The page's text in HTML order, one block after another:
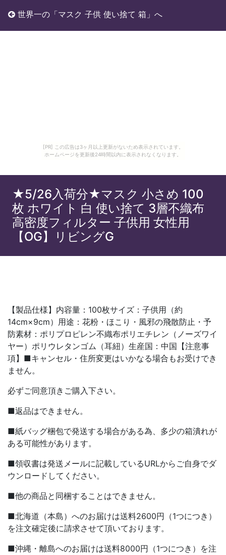
[PR] この広告は3ヶ月以上更新がないため表示されています。
ホームページを更新後24時間以内に表示されなくなります。
世界一の「マスク 子供 使い捨て 箱」へ
★5/26入荷分★マスク 小さめ 100
枚 ホワイト 白 使い捨て 3層不織布
高密度フィルター 子供用 女性用
【OG】リビングG
【製品仕様】内容量：100枚サイズ：子供用（約
14cm×9cm）用途：花粉・ほこり・風邪の飛散防止・予
防素材：ポリプロピレン不織布ポリエチレン（ノーズワイ
ヤー）ポリウレタンゴム（耳紐）生産国：中国【注意事
項】■キャンセル・住所変更はいかなる場合もお受けでき
ません。
必ずご同意頂きご購入下さい。
■返品はできません。
■紙バッグ梱包で発送する場合がある為、多少の箱潰れが
ある可能性があります。
■領収書は発送メールに記載しているURLからご自身でダ
ウンロードしてください。
■他の商品と同梱することはできません。
■北海道（本島）へのお届けは送料2600円（1つにつき）
を注文確定後に請求させて頂いております。
■沖縄・離島へのお届けは送料8000円（1つにつき）を注